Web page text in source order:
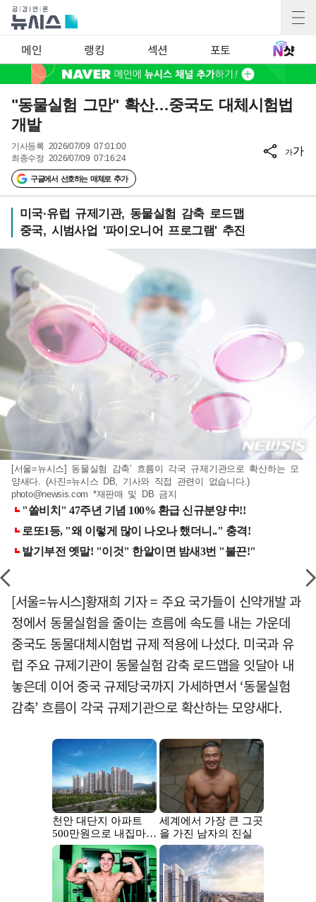
메인 랭킹 섹션 포토
"동물실험 그만" 확산…중국도 대체시험법
개발
기사등록 2026/07/09 07:01:00
최종수정 2026/07/09 07:16:24
구글에서 선호하는 매체로 추가
가가
미국·유럽 규제기관, 동물실험 감축 로드맵
중국, 시범사업 '파이오니어 프로그램' 추진
[서울=뉴시스] 동물실험 감축’ 흐름이 각국 규제기관으로 확산하는 모
양새다. (사진=뉴시스 DB, 기사와 직접 관련이 없습니다.)
photo@newsis.com *재판매 및 DB 금지
[서울=뉴시스]황재희 기자 = 주요 국가들이 신약개발 과
정에서 동물실험을 줄이는 흐름에 속도를 내는 가운데
중국도 동물대체시험법 규제 적용에 나섰다. 미국과 유
럽 주요 규제기관이 동물실험 감축 로드맵을 잇달아 내
놓은데 이어 중국 규제당국까지 가세하면서 ‘동물실험
감축’ 흐름이 각국 규제기관으로 확산하는 모양새다.